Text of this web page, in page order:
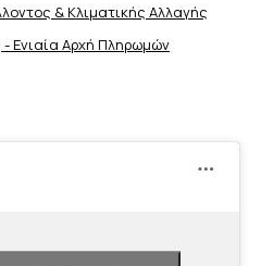
& Κλιματικής Aλλαγής
Ενιαία Αρχή Πληρωμών